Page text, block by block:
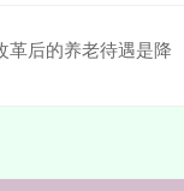
革后的养老待遇是降